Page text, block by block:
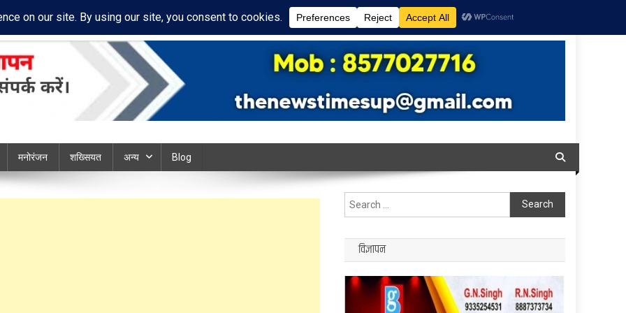
Policy Disclaimer
chandauli
मनोरंजन शख्सियत अन्य Blog
Search
for:
विज्ञापन